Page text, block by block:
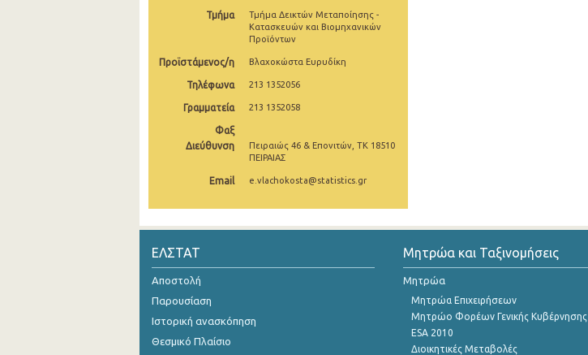
Ιουλίου 2025
Ιουνίου 2025
Μαΐου 2025
Μαρτίου 2025
Φεβρουαρίου 2025
Ιανουαρίου 2025
Νοεμβρίου 2024
Οκτωβρίου 2024
Σεπτεμβρίου 2024
Τμήμα
Τμήμα Δεικτών Μεταποίησης -
Κατασκευών και Βιομηχανικών
Προϊόντων
Προϊστάμενος/η Βλαχοκώστα Ευρυδίκη
Τηλέφωνα 213 1352056
Γραμματεία 213 1352058
Φαξ
Διεύθυνση
Πειραιώς 46 & Επονιτών, ΤΚ 18510
ΠΕΙΡΑΙΑΣ
Email e.vlachokosta@statistics.gr
ΕΛΣΤΑΤ
Αποστολή
Παρουσίαση
Ιστορική ανασκόπηση
Θεσμικό Πλαίσιο
Μητρώα και Ταξινομήσεις
Μητρώα
Μητρώα Επιχειρήσεων
Μητρώο Φορέων Γενικής Κυβέρνησης
ESA 2010
Διοικητικές Μεταβολές